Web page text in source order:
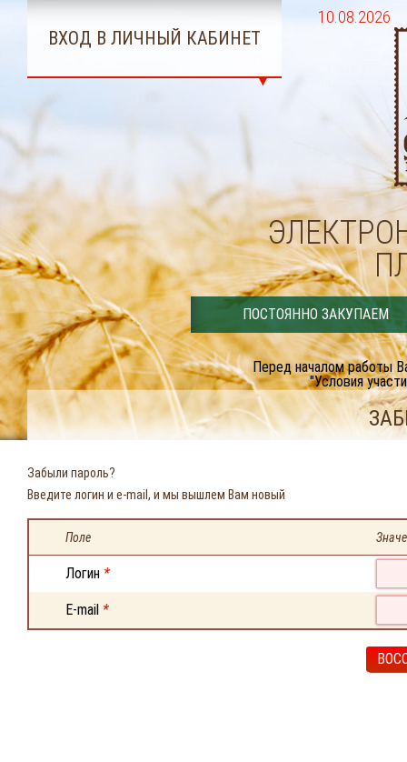
ВХОД В ЛИЧНЫЙ КАБИНЕТ
10.08.2026
ПОСТОЯННО ЗАКУПАЕМ
Перед началом работы
"Условия
Забыли пароль?
Введите логин и e-mail, и мы вышлем Вам новый
Поле
Логин *
E-mail *